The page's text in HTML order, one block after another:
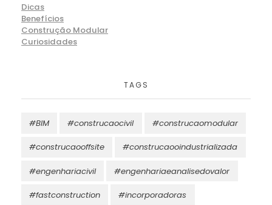
Dicas
Benefícios
Construção Modular
Curiosidades
TAGS
#BIM #construcaocivil #construcaomodular
#construcaooffsite #construcaooindustrializada
#engenhariacivil #engenhariaeanalisedovalor
#fastconstruction #incorporadoras